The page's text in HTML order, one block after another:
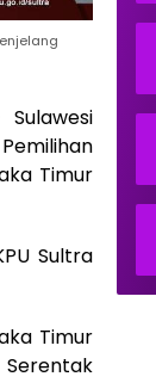
Timur
Sultra
Timur